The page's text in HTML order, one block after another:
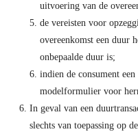
uitvoering van de
de vereisten voor
overeenkomst een duur
onbepaalde duur is;
indien de consument
modelformulier voor
In geval van een
slechts van toepassing op